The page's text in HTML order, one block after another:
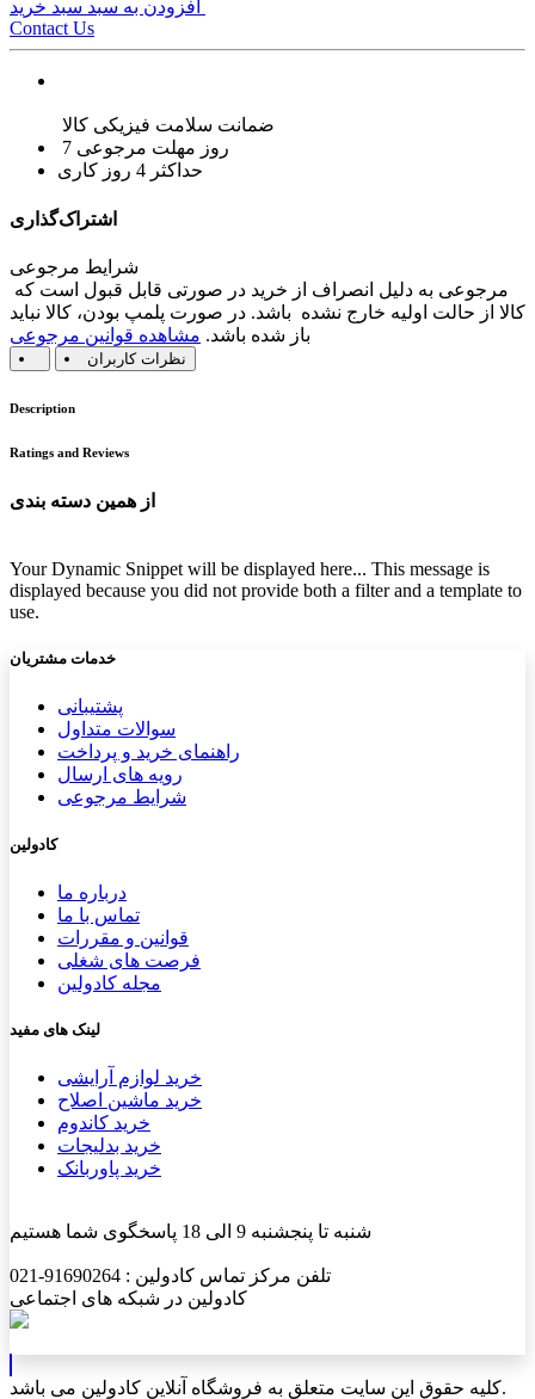
Contact Us
ضمانت سلامت فیزیکی کالا
7 روز مهلت مرجوعی
حداکثر 4 روز کاری
اشتراک‌گذاری
شرایط مرجوعی
کالا از حالت اولیه خارج نشده باشد. در صورت پلمپ بودن، کالا نباید
باز شده باشد. مشاهده قوانین مرجوعی
نظرات کاربران
Description
Ratings and Reviews
از همین دسته بندی
Your Dynamic Snippet will be displayed here... This message is
displayed because you did not provide both a filter and a template to
use.
خدمات مشتریان
پشتیب​​انی
سوالات متداول
راهنمای خرید و پرداخت
رویه های ارسال
شرایط مرجوعی
کادولین
درباره ما
تماس با ما
قوانین و مقررات
فرصت های شغلی
مجله کادولین
لینک های مفید
خرید لوازم آرایشی
خرید ماشین اصلاح
خرید کاندوم
خرید بدلیجات
خرید پاوربانک
شنبه تا پنجشنبه 9 الی 18 پاسخگوی شما هستیم
تلفن مرکز تماس کادولین : 91690264-021
کادولین در شبکه های اجتماعی
کلیه حقوق این سایت متعلق به فروشگاه آنلاین کادولین می باشد.